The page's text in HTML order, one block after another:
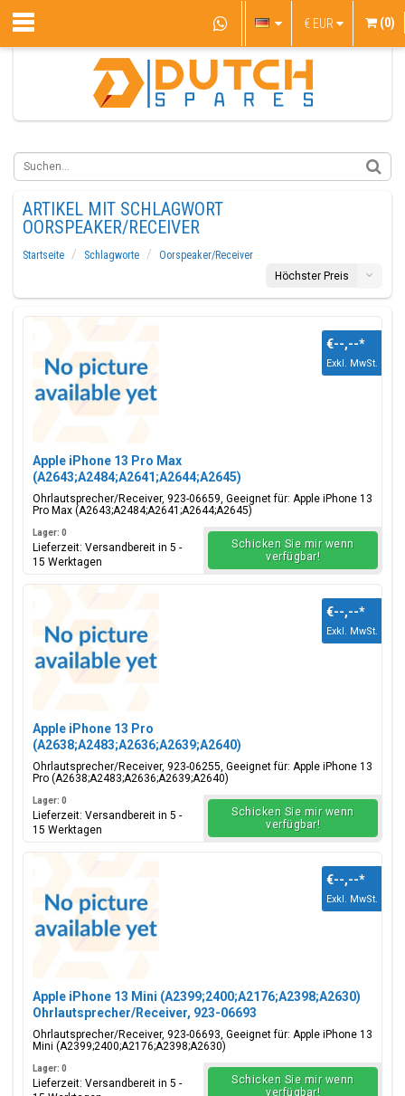
€ EUR (0)
ARTIKEL MIT SCHLAGWORT
OORSPEAKER/RECEIVER
Startseite Schlagworte
Oorspeaker/Receiver
Höchster Preis
Apple iPhone 13 Pro Max
(A2643;A2484;A2641;A2644;A2645)
Ohrlautsprecher/Receiver, 923-06659
Ohrlautsprecher/Receiver, 923-06659, Geeignet für: Apple iPhone 13
Pro Max (A2643;A2484;A2641;A2644;A2645)
€--,--*
Exkl. MwSt.
Lager: 0
Lieferzeit: Versandbereit in 5 -
15 Werktagen
Schicken Sie mir wenn
verfügbar!
Apple iPhone 13 Pro
(A2638;A2483;A2636;A2639;A2640)
Ohrlautsprecher/Receiver, 923-06255
Ohrlautsprecher/Receiver, 923-06255, Geeignet für: Apple iPhone 13
Pro (A2638;A2483;A2636;A2639;A2640)
€--,--*
Exkl. MwSt.
Lager: 0
Lieferzeit: Versandbereit in 5 -
15 Werktagen
Schicken Sie mir wenn
verfügbar!
Apple iPhone 13 Mini (A2399;2400;A2176;A2398;A2630)
Ohrlautsprecher/Receiver, 923-06693
Ohrlautsprecher/Receiver, 923-06693, Geeignet für: Apple iPhone 13
Mini (A2399;2400;A2176;A2398;A2630)
€--,--*
Exkl. MwSt.
Lager: 0
Lieferzeit: Versandbereit in 5 -
Schicken Sie mir wenn
verfügbar!